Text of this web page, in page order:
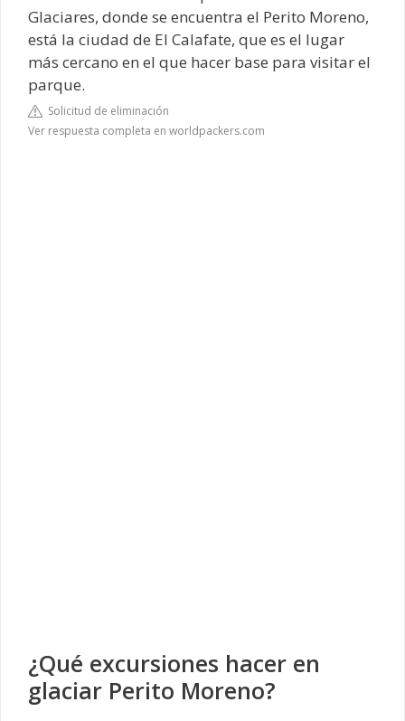
Glaciares, donde se encuentra el Perito Moreno,
está la ciudad de El Calafate, que es el lugar
más cercano en el que hacer base para visitar el
parque.
Solicitud de eliminación
Ver respuesta completa en worldpackers.com
¿Qué excursiones hacer en
glaciar Perito Moreno?